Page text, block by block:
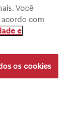
Você
acordo com
e
os cookies